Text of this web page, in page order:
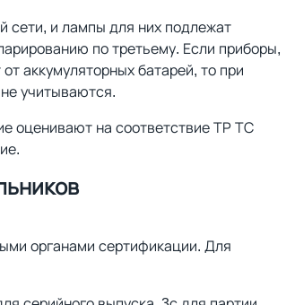
сети, и лампы для них подлежат
по третьему. Если приборы,
аккумуляторных батарей, то при
учитываются.
оценивают на соответствие ТР ТС
органами сертификации. Для